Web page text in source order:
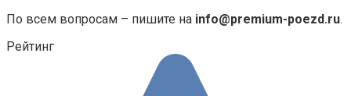
По всем вопросам – пишите на info@premium-poezd.ru.
Рейтинг